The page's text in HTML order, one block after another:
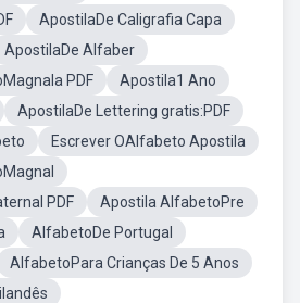
ApostilaDe Caligrafia Capa
ApostilaDe Alfaber
PDF
Apostila1 Ano
ApostilaDe Lettering gratis:PDF
Escrever OAlfabeto Apostila
PDF
Apostila AlfabetoPre
AlfabetoDe Portugal
AlfabetoPara Crianças De 5 Anos